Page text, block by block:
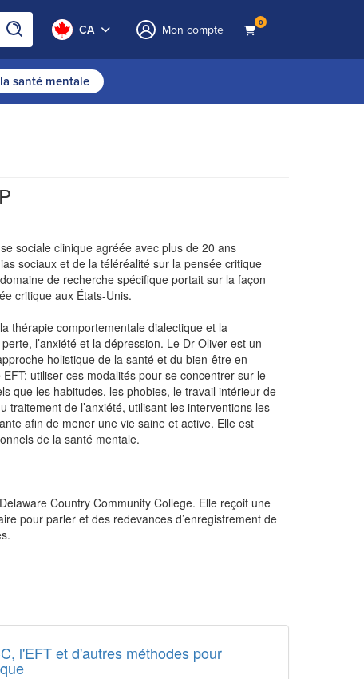
CA Mon compte 0
santé mentale
sociale clinique agréée avec plus de 20 ans
sociaux et de la téléréalité sur la pensée critique
de recherche spécifique portait sur la façon
critique aux États-Unis.
thérapie comportementale dialectique et la
l’anxiété et la dépression. Le Dr Oliver est un
holistique de la santé et du bien-être en
utiliser ces modalités pour se concentrer sur le
que les habitudes, les phobies, le travail intérieur de
traitement de l’anxiété, utilisant les interventions les
afin de mener une vie saine et active. Elle est
de la santé mentale.
Country Community College. Elle reçoit une
pour parler et des redevances d’enregistrement de
l'EFT et d'autres méthodes pour